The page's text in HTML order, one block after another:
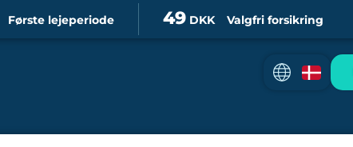
Første lejeperiode Valgfri forsikring
49DKK